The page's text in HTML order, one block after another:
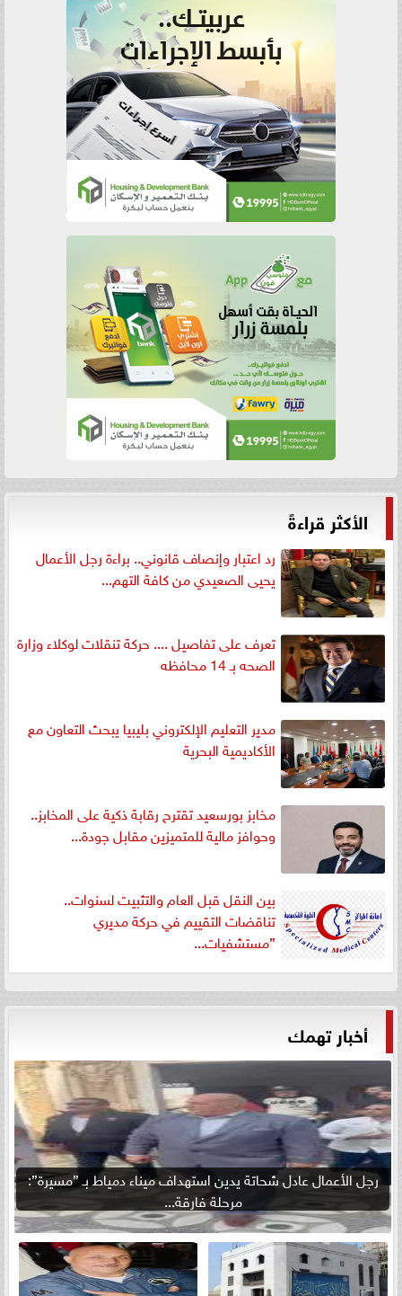
الأكثر قراءةً
رد اعتبار وإنصاف قانوني.. براءة رجل الأعمال
يحيى الصعيدي من كافة التهم...
تعرف على تفاصيل .... حركة تنقلات لوكلاء وزارة
الصحه بـ 14 محافظه
مدير التعليم الإلكتروني بليبيا يبحث التعاون مع
الأكاديمية البحرية
مخابز بورسعيد تقترح رقابة ذكية على المخابز..
وحوافز مالية للمتميزين مقابل جودة...
بين النقل قبل العام والتثبيت لسنوات..
تناقضات التقييم في حركة مديري
”مستشفيات...
أخبار تهمك
رجل الأعمال عادل شحاتة يدين استهداف ميناء دمياط بـ ”مسيرة”:
مرحلة فارقة...